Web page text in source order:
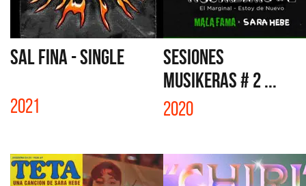
SAL FINA - SINGLE
2021
SESIONES
MUSIKERAS # 2 ...
2020